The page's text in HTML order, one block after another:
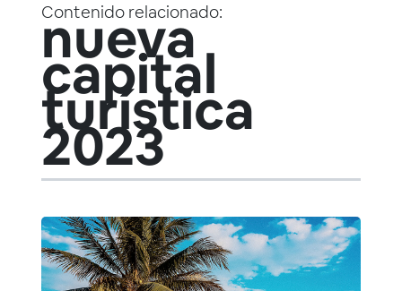
Contenido relacionado:
nueva
capital
turística
2023